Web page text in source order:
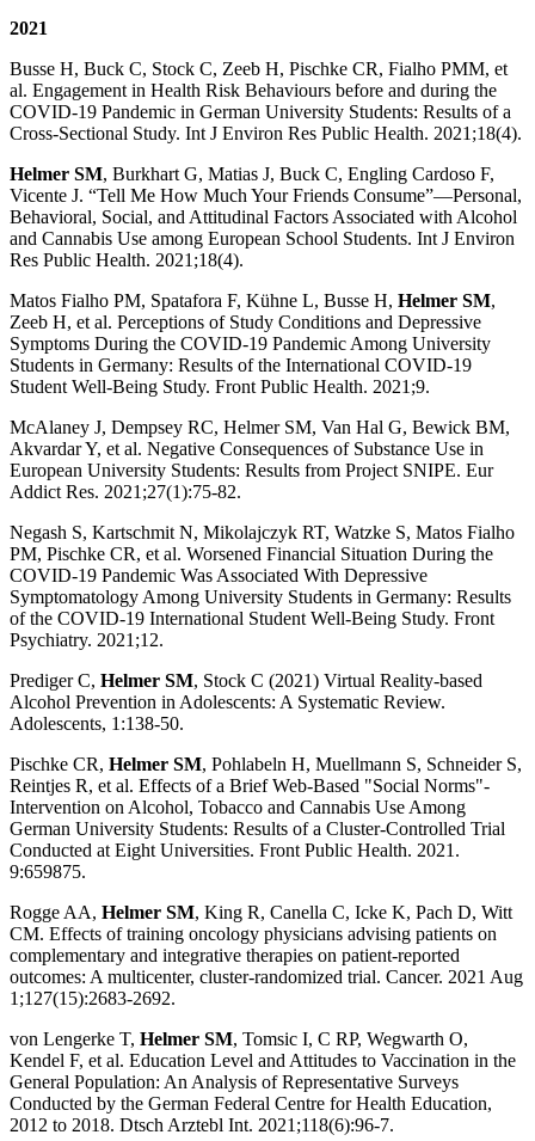
2021
Busse H, Buck C, Stock C, Zeeb H, Pischke CR, Fialho PMM, et
al. Engagement in Health Risk Behaviours before and during the
COVID-19 Pandemic in German University Students: Results of a
Cross-Sectional Study. Int J Environ Res Public Health. 2021;18(4).
Helmer SM, Burkhart G, Matias J, Buck C, Engling Cardoso F,
Vicente J. “Tell Me How Much Your Friends Consume”—Personal,
Behavioral, Social, and Attitudinal Factors Associated with Alcohol
and Cannabis Use among European School Students. Int J Environ
Res Public Health. 2021;18(4).
Matos Fialho PM, Spatafora F, Kühne L, Busse H, Helmer SM,
Zeeb H, et al. Perceptions of Study Conditions and Depressive
Symptoms During the COVID-19 Pandemic Among University
Students in Germany: Results of the International COVID-19
Student Well-Being Study. Front Public Health. 2021;9.
McAlaney J, Dempsey RC, Helmer SM, Van Hal G, Bewick BM,
Akvardar Y, et al. Negative Consequences of Substance Use in
European University Students: Results from Project SNIPE. Eur
Addict Res. 2021;27(1):75-82.
Negash S, Kartschmit N, Mikolajczyk RT, Watzke S, Matos Fialho
PM, Pischke CR, et al. Worsened Financial Situation During the
COVID-19 Pandemic Was Associated With Depressive
Symptomatology Among University Students in Germany: Results
of the COVID-19 International Student Well-Being Study. Front
Psychiatry. 2021;12.
Prediger C, Helmer SM, Stock C (2021) Virtual Reality-based
Alcohol Prevention in Adolescents: A Systematic Review.
Adolescents, 1:138-50.
Pischke CR, Helmer SM, Pohlabeln H, Muellmann S, Schneider S,
Reintjes R, et al. Effects of a Brief Web-Based "Social Norms"-
Intervention on Alcohol, Tobacco and Cannabis Use Among
German University Students: Results of a Cluster-Controlled Trial
Conducted at Eight Universities. Front Public Health. 2021.
9:659875.
Rogge AA, Helmer SM, King R, Canella C, Icke K, Pach D, Witt
CM. Effects of training oncology physicians advising patients on
complementary and integrative therapies on patient-reported
outcomes: A multicenter, cluster-randomized trial. Cancer. 2021 Aug
1;127(15):2683-2692.
von Lengerke T, Helmer SM, Tomsic I, C RP, Wegwarth O,
Kendel F, et al. Education Level and Attitudes to Vaccination in the
General Population: An Analysis of Representative Surveys
Conducted by the German Federal Centre for Health Education,
2012 to 2018. Dtsch Arztebl Int. 2021;118(6):96-7.